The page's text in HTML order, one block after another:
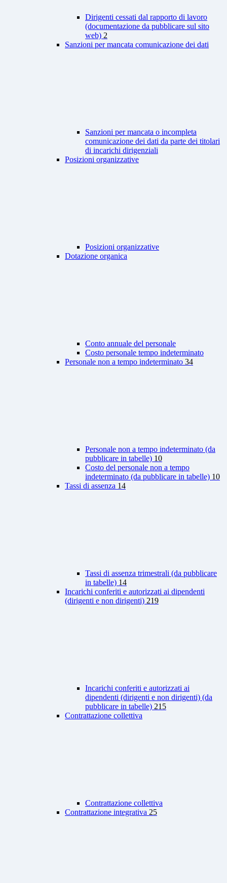
Dirigenti cessati dal rapporto di lavoro
(documentazione da pubblicare sul sito
web) 2
Sanzioni per mancata comunicazione dei dati
Sanzioni per mancata o incompleta
comunicazione dei dati da parte dei titolari
di incarichi dirigenziali
Posizioni organizzative
Posizioni organizzative
Dotazione organica
Conto annuale del personale
Costo personale tempo indeterminato
Personale non a tempo indeterminato 34
Personale non a tempo indeterminato (da
pubblicare in tabelle) 10
Costo del personale non a tempo
indeterminato (da pubblicare in tabelle) 10
Tassi di assenza 14
Tassi di assenza trimestrali (da pubblicare
in tabelle) 14
Incarichi conferiti e autorizzati ai dipendenti
(dirigenti e non dirigenti) 219
Incarichi conferiti e autorizzati ai
dipendenti (dirigenti e non dirigenti) (da
pubblicare in tabelle) 215
Contrattazione collettiva
Contrattazione collettiva
Contrattazione integrativa 25